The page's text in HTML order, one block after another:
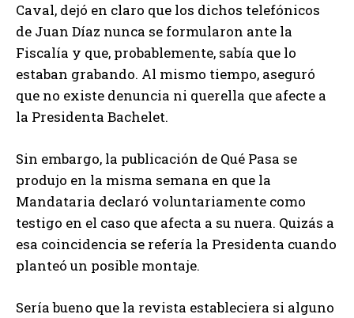
Caval, dejó en claro que los dichos telefónicos
de Juan Díaz nunca se formularon ante la
Fiscalía y que, probablemente, sabía que lo
estaban grabando. Al mismo tiempo, aseguró
que no existe denuncia ni querella que afecte a
la Presidenta Bachelet.
Sin embargo, la publicación de Qué Pasa se
produjo en la misma semana en que la
Mandataria declaró voluntariamente como
testigo en el caso que afecta a su nuera. Quizás a
esa coincidencia se refería la Presidenta cuando
planteó un posible montaje.
Sería bueno que la revista estableciera si alguno